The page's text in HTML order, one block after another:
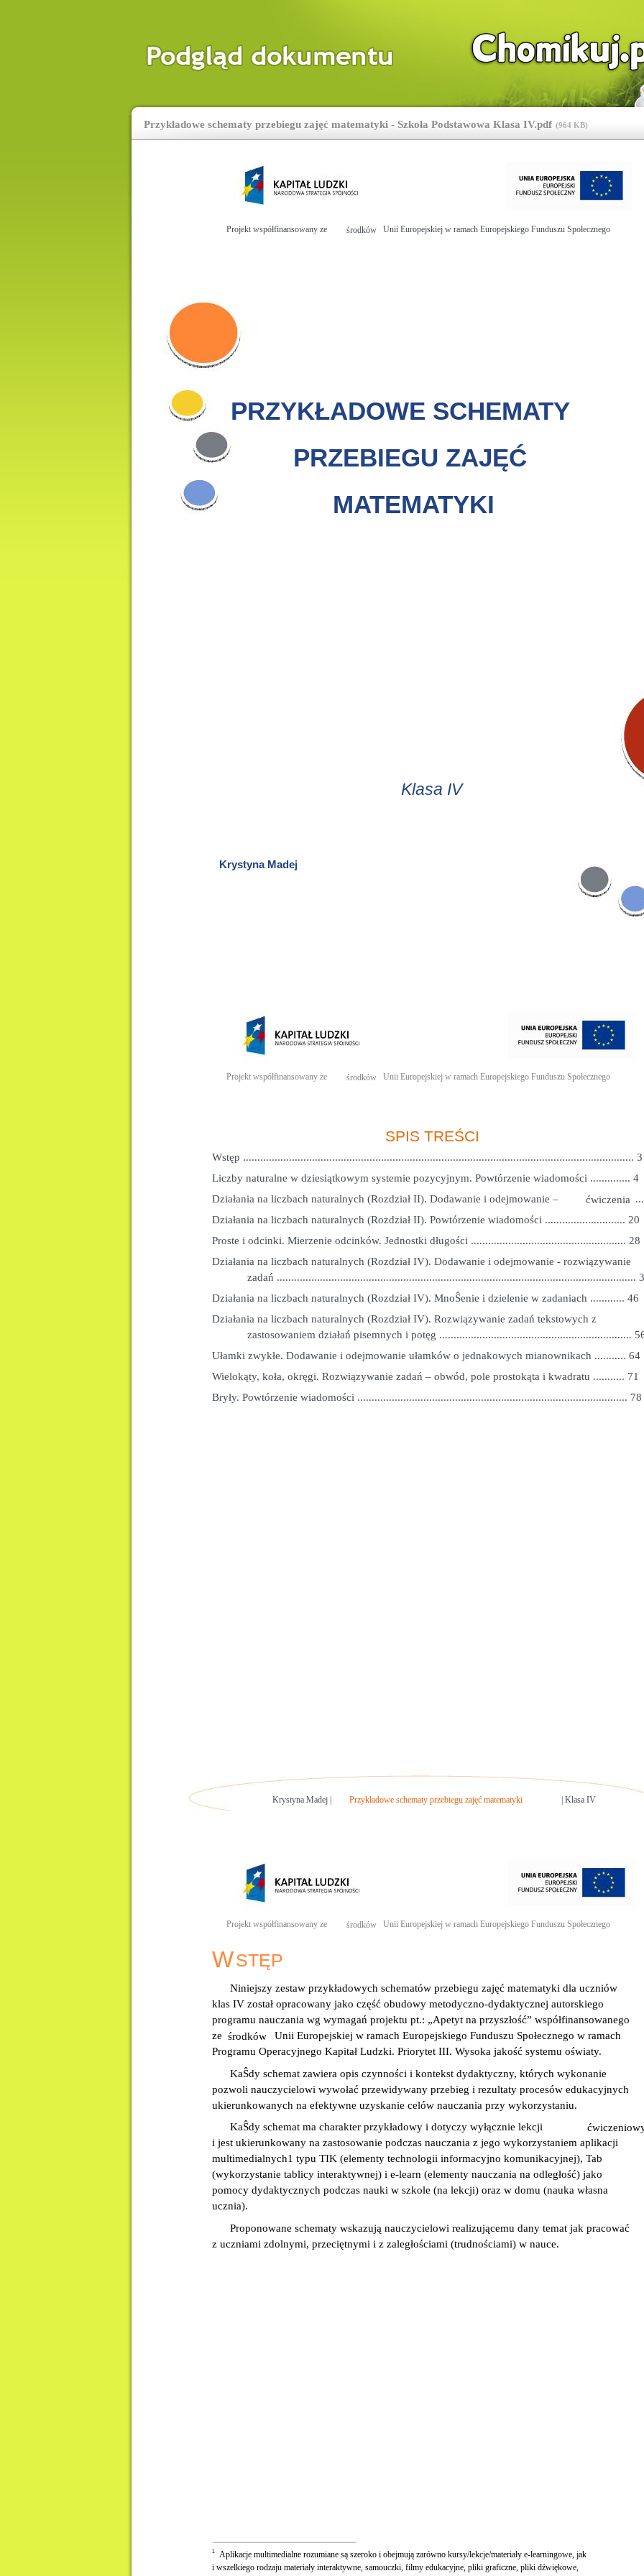
Przykładowe schematy przebiegu zajęć matematyki - Szkoła Podstawowa Klasa IV.pdf (964 KB)
Projekt współfinansowany ze środków Unii Europejskiej w ramach Europejskiego Funduszu Społecznego
PRZYKŁADOWE SCHEMATY
PRZEBIEGU ZAJĘĆ
MATEMATYKI
Klasa IV
Krystyna Madej
Projekt współfinansowany ze środków Unii Europejskiej w ramach Europejskiego Funduszu Społecznego
SPIS TREŚCI
Wstęp ........................................................................................................................................ 3
Liczby naturalne w dziesiątkowym systemie pozycyjnym. Powtórzenie wiadomości .............. 4
Działania na liczbach naturalnych (Rozdział II). Dodawanie i odejmowanie –
ćwiczenia
Działania na liczbach naturalnych (Rozdział II). Powtórzenie wiadomości ............................ 20
Proste i odcinki. Mierzenie odcinków. Jednostki długości ...................................................... 28
Działania na liczbach naturalnych (Rozdział IV). Dodawanie i odejmowanie - rozwiązywanie
zadań .............................................................................................................................
Działania na liczbach naturalnych (Rozdział IV). MnoŜenie i dzielenie w zadaniach ............ 46
Działania na liczbach naturalnych (Rozdział IV). Rozwiązywanie zadań tekstowych z
zastosowaniem działań pisemnych i potęg ...................................................................
Ułamki zwykłe. Dodawanie i odejmowanie ułamków o jednakowych mianownikach ........... 64
Wielokąty, koła, okręgi. Rozwiązywanie zadań – obwód, pole prostokąta i kwadratu ........... 71
Bryły. Powtórzenie wiadomości .............................................................................................. 78
Krystyna Madej | Przykładowe schematy przebiegu zajęć matematyki | Klasa IV
Projekt współfinansowany ze środków Unii Europejskiej w ramach Europejskiego Funduszu Społecznego
WSTĘP
Niniejszy zestaw przykładowych schematów przebiegu zajęć matematyki dla uczniów
klas IV został opracowany jako część obudowy metodyczno-dydaktycznej autorskiego
programu nauczania wg wymagań projektu pt.: „Apetyt na przyszłość” współfinansowanego
ze środków
Unii Europejskiej w ramach Europejskiego Funduszu Społecznego w ramach
Programu Operacyjnego Kapitał Ludzki. Priorytet III. Wysoka jakość systemu oświaty.
KaŜdy schemat zawiera opis czynności i kontekst dydaktyczny, których wykonanie
pozwoli nauczycielowi wywołać przewidywany przebieg i rezultaty procesów edukacyjnych
ukierunkowanych na efektywne uzyskanie celów nauczania przy wykorzystaniu.
KaŜdy schemat ma charakter przykładowy i dotyczy wyłącznie lekcji
i jest ukierunkowany na zastosowanie podczas nauczania z jego wykorzystaniem aplikacji
multimedialnych1 typu TIK (elementy technologii informacyjno komunikacyjnej), Tab
(wykorzystanie tablicy interaktywnej) i e-learn (elementy nauczania na odległość) jako
pomocy dydaktycznych podczas nauki w szkole (na lekcji) oraz w domu (nauka własna
ucznia).
Proponowane schematy wskazują nauczycielowi realizującemu dany temat jak pracować
z uczniami zdolnymi, przeciętnymi i z zaległościami (trudnościami) w nauce.
Aplikacje multimedialne rozumiane są szeroko i obejmują zarówno kursy/lekcje/materiały e-learningowe, jak
i wszelkiego rodzaju materiały interaktywne, samouczki, filmy edukacyjne, pliki graficzne, pliki dźwiękowe,
1